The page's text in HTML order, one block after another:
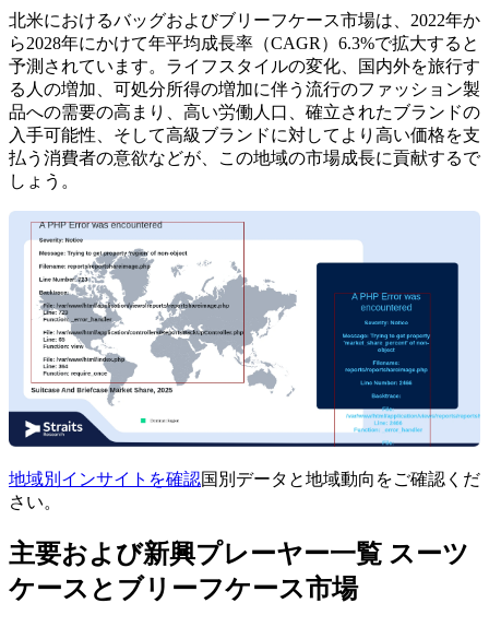
北米におけるバッグおよびブリーフケース市場は、2022年か
ら2028年にかけて年平均成長率（CAGR）6.3%で拡大すると
予測されています。ライフスタイルの変化、国内外を旅行す
る人の増加、可処分所得の増加に伴う流行のファッション製
品への需要の高まり、高い労働人口、確立されたブランドの
入手可能性、そして高級ブランドに対してより高い価格を支
払う消費者の意欲などが、この地域の市場成長に貢献するで
しょう。
地域別インサイトを確認国別データと地域動向をご確認くだ
さい。
主要および新興プレーヤー一覧 スーツ
ケースとブリーフケース市場